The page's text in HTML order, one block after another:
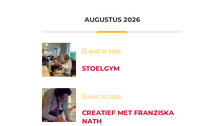
AUGUSTUS 2026
AUG 10 2026
STOELGYM
AUG 10 2026
CREATIEF MET FRANZISKA
NATH